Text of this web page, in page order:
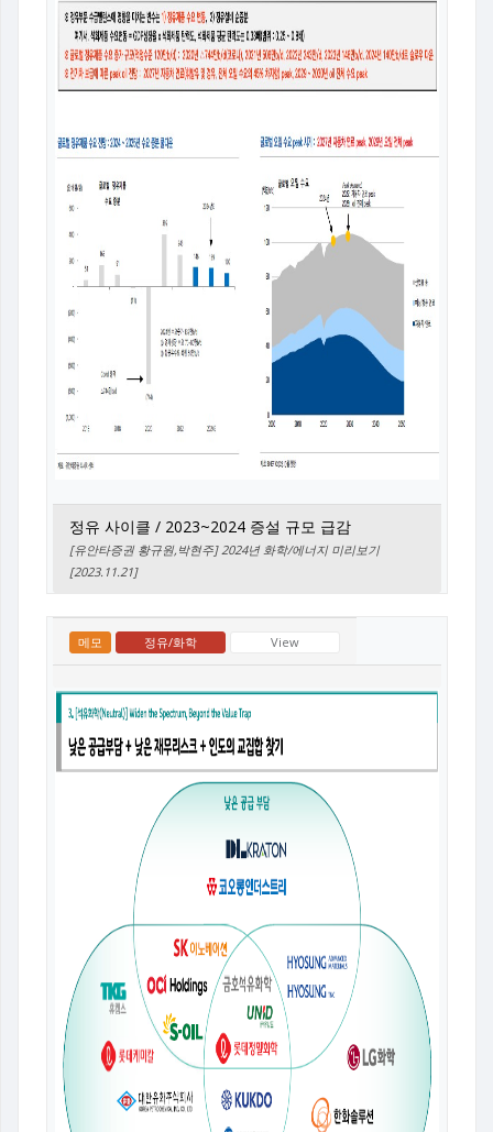
정유 사이클 / 2023~2024 증설 규모 급감
[유안타증권 황규원,박현주] 2024년 화학/에너지 미리보기
[2023.11.21]
메모 정유/화학 View